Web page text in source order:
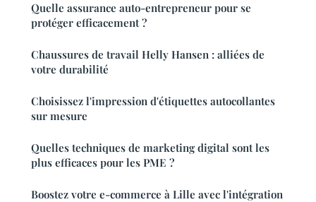
Quelle assurance auto-entrepreneur pour se
protéger efficacement ?
Chaussures de travail Helly Hansen : alliées de
votre durabilité
Choisissez l'impression d'étiquettes autocollantes
sur mesure
Quelles techniques de marketing digital sont les
plus efficaces pour les PME ?
Boostez votre e-commerce à Lille avec l'intégration